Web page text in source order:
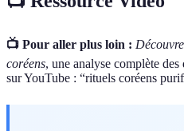
📺 Pour aller plus loin :
coréens, une analyse complète
sur YouTube : “rituels coréens